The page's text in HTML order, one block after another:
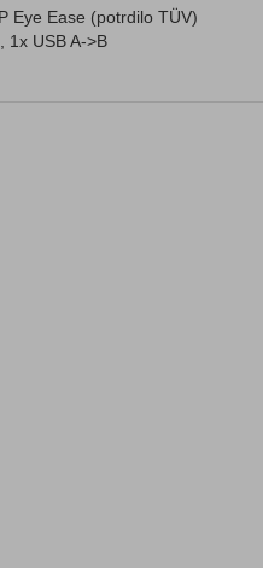
Eye Ease (potrdilo TÜV)
1x USB A->B